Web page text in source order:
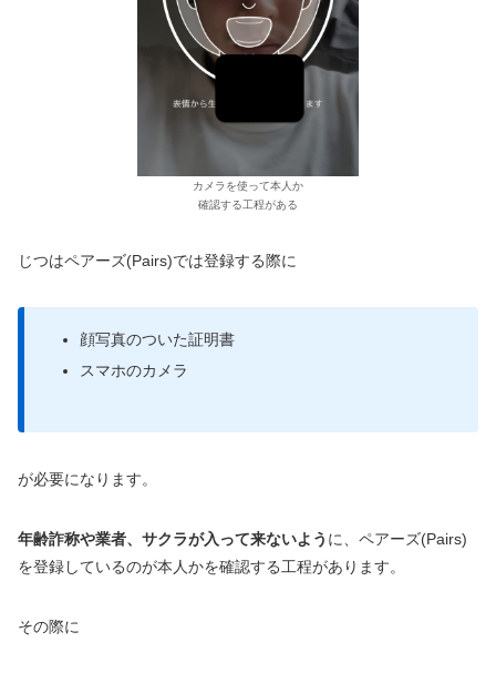
カメラを使って本人か
確認する工程がある
じつはペアーズ(Pairs)では登録する際に
顔写真のついた証明書
スマホのカメラ
が必要になります。
年齢詐称や業者、サクラが入って来ないよう に、ペアーズ(Pairs)
を登録しているのが本人かを確認する工程があります。
その際に